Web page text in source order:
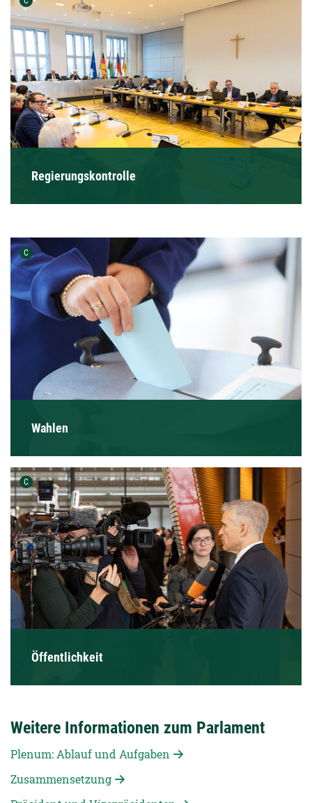
Regierungskontrolle
C Urheber der Grafik:
Wahlen
C Urheber der Grafik:
Öffentlichkeit
Weitere Informationen zum Parlament
Plenum: Ablauf und Aufgaben
Zusammensetzung